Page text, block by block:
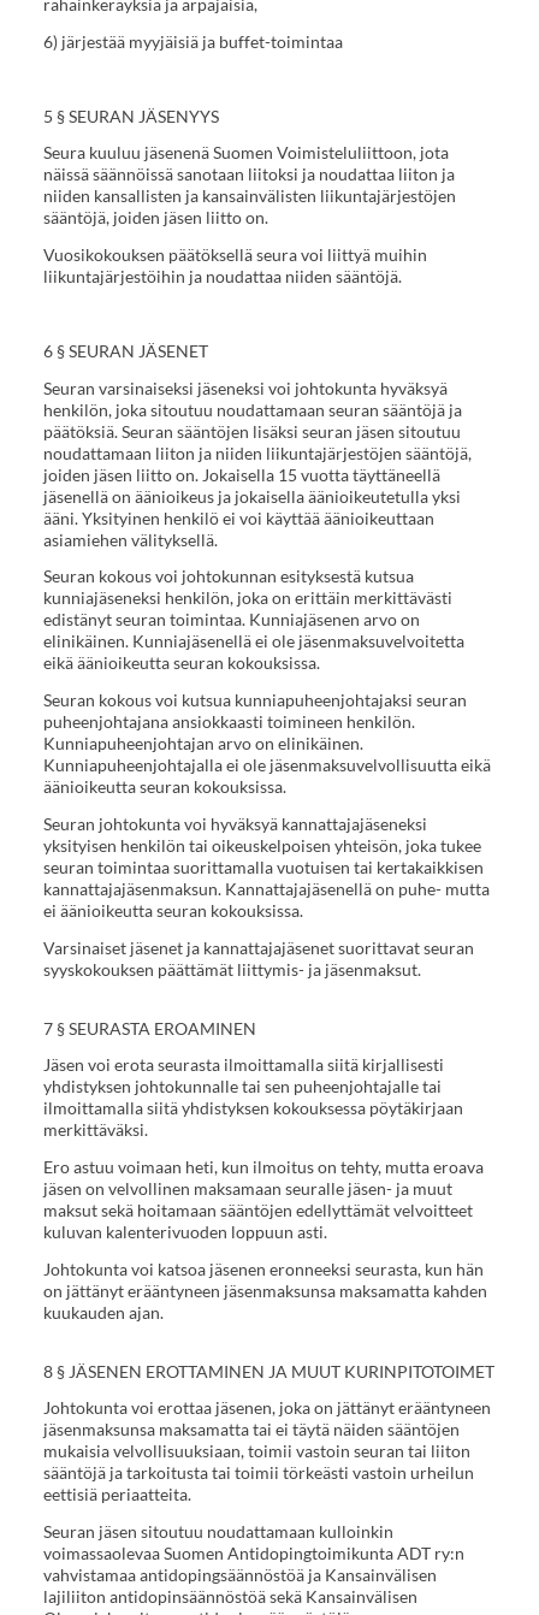
rahainkeräyksiä ja arpajaisia,
6) järjestää myyjäisiä ja buffet-toimintaa
5 § SEURAN JÄSENYYS
Seura kuuluu jäsenenä Suomen Voimisteluliittoon, jota
näissä säännöissä sanotaan liitoksi ja noudattaa liiton ja
niiden kansallisten ja kansainvälisten liikuntajärjestöjen
sääntöjä, joiden jäsen liitto on.
Vuosikokouksen päätöksellä seura voi liittyä muihin
liikuntajärjestöihin ja noudattaa niiden sääntöjä.
6 § SEURAN JÄSENET
Seuran varsinaiseksi jäseneksi voi johtokunta hyväksyä
henkilön, joka sitoutuu noudattamaan seuran sääntöjä ja
päätöksiä. Seuran sääntöjen lisäksi seuran jäsen sitoutuu
noudattamaan liiton ja niiden liikuntajärjestöjen sääntöjä,
joiden jäsen liitto on. Jokaisella 15 vuotta täyttäneellä
jäsenellä on äänioikeus ja jokaisella äänioikeutetulla yksi
ääni. Yksityinen henkilö ei voi käyttää äänioikeuttaan
asiamiehen välityksellä.
Seuran kokous voi johtokunnan esityksestä kutsua
kunniajäseneksi henkilön, joka on erittäin merkittävästi
edistänyt seuran toimintaa. Kunniajäsenen arvo on
elinikäinen. Kunniajäsenellä ei ole jäsenmaksuvelvoitetta
eikä äänioikeutta seuran kokouksissa.
Seuran kokous voi kutsua kunniapuheenjohtajaksi seuran
puheenjohtajana ansiokkaasti toimineen henkilön.
Kunniapuheenjohtajan arvo on elinikäinen.
Kunniapuheenjohtajalla ei ole jäsenmaksuvelvollisuutta eikä
äänioikeutta seuran kokouksissa.
Seuran johtokunta voi hyväksyä kannattajajäseneksi
yksityisen henkilön tai oikeuskelpoisen yhteisön, joka tukee
seuran toimintaa suorittamalla vuotuisen tai kertakaikkisen
kannattajajäsenmaksun. Kannattajajäsenellä on puhe- mutta
ei äänioikeutta seuran kokouksissa.
Varsinaiset jäsenet ja kannattajajäsenet suorittavat seuran
syyskokouksen päättämät liittymis- ja jäsenmaksut.
7 § SEURASTA EROAMINEN
Jäsen voi erota seurasta ilmoittamalla siitä kirjallisesti
yhdistyksen johtokunnalle tai sen puheenjohtajalle tai
ilmoittamalla siitä yhdistyksen kokouksessa pöytäkirjaan
merkittäväksi.
Ero astuu voimaan heti, kun ilmoitus on tehty, mutta eroava
jäsen on velvollinen maksamaan seuralle jäsen- ja muut
maksut sekä hoitamaan sääntöjen edellyttämät velvoitteet
kuluvan kalenterivuoden loppuun asti.
Johtokunta voi katsoa jäsenen eronneeksi seurasta, kun hän
on jättänyt erääntyneen jäsenmaksunsa maksamatta kahden
kuukauden ajan.
8 § JÄSENEN EROTTAMINEN JA MUUT KURINPITOTOIMET
Johtokunta voi erottaa jäsenen, joka on jättänyt erääntyneen
jäsenmaksunsa maksamatta tai ei täytä näiden sääntöjen
mukaisia velvollisuuksiaan, toimii vastoin seuran tai liiton
sääntöjä ja tarkoitusta tai toimii törkeästi vastoin urheilun
eettisiä periaatteita.
Seuran jäsen sitoutuu noudattamaan kulloinkin
voimassaolevaa Suomen Antidopingtoimikunta ADT ry:n
vahvistamaa antidopingsäännöstöä ja Kansainvälisen
lajiliiton antidopinsäännöstöä sekä Kansainvälisen